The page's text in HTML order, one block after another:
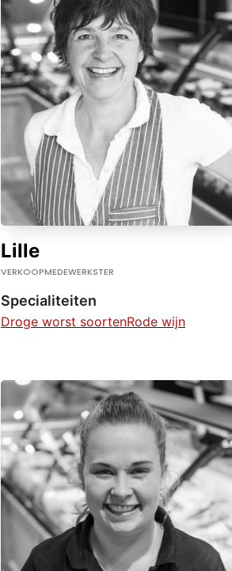
Lille
VERKOOPMEDEWERKSTER
Specialiteiten
Droge worst soortenRode wijn